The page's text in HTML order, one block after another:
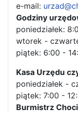
e-mail:
Godziny
poniedziałek:
wtorek -
piątek: 6:00 -
Kasa Urzędu
poniedziałek -
piątek: 7:00 -
Burmistrz